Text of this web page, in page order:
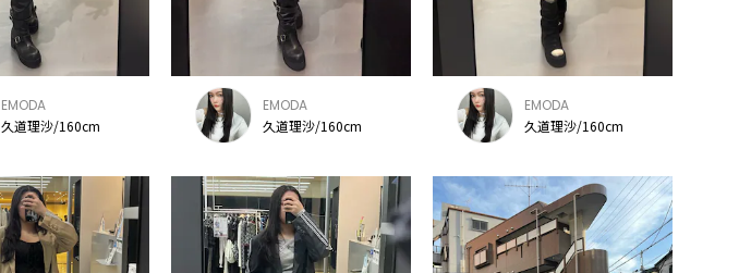
EMODA
久道理沙/160cm
EMODA
久道理沙/160cm
EMODA
久道理沙/160cm